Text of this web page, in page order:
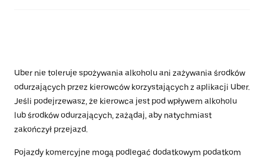
Uber nie toleruje spożywania alkoholu ani zażywania środków
odurzających przez kierowców korzystających z aplikacji Uber.
Jeśli podejrzewasz, że kierowca jest pod wpływem alkoholu
lub środków odurzających, zażądaj, aby natychmiast
zakończył przejazd.
Pojazdy komercyjne mogą podlegać dodatkowym podatkom